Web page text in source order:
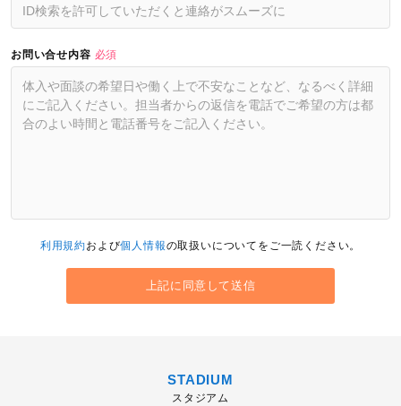
お問い合せ内容 必須
利用規約および個人情報の取扱いについてをご一読ください。
STADIUM
スタジアム